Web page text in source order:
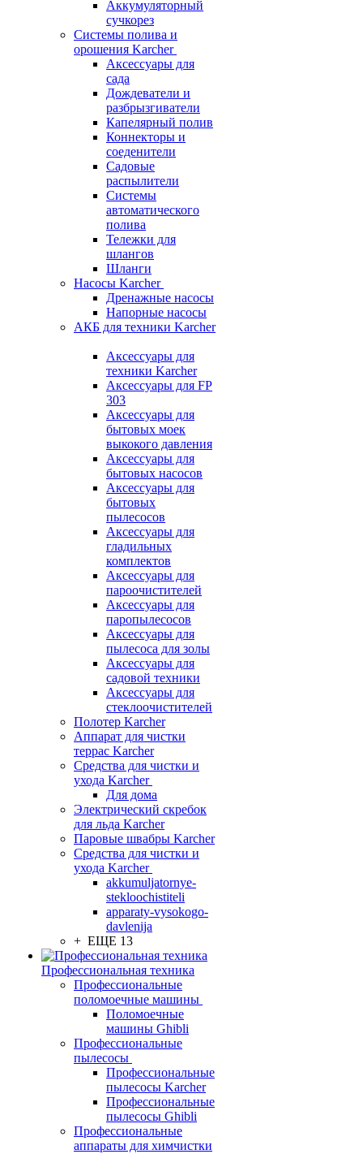
Аккумуляторный
сучкорез
Системы полива и
орошения Karcher
Аксессуары для
сада
Дождеватели и
разбрызгиватели
Капелярный полив
Коннекторы и
соеденители
Садовые
распылители
Системы
автоматического
полива
Тележки для
шлангов
Шланги
Насосы Karcher
Дренажные насосы
Напорные насосы
АКБ для техники Karcher
Аксессуары для
техники Karcher
Аксессуары для FP
303
Аксессуары для
бытовых моек
выкокого давления
Аксессуары для
бытовых насосов
Аксессуары для
бытовых
пылесосов
Аксессуары для
гладильных
комплектов
Аксессуары для
пароочистителей
Аксессуары для
паропылесосов
Аксессуары для
пылесоса для золы
Аксессуары для
садовой техники
Аксессуары для
стеклоочистителей
Полотер Karcher
Аппарат для чистки
террас Karcher
Средства для чистки и
ухода Karcher
Для дома
Электрический скребок
для льда Karcher
Паровые швабры Karcher
Средства для чистки и
ухода Karcher
akkumuljatornye-
stekloochistiteli
apparaty-vysokogo-
davlenija
+ ЕЩЕ 13
Профессиональная техника
Профессиональные
поломоечные машины
Поломоечные
машины Ghibli
Профессиональные
пылесосы
Профессиональные
пылесосы Karcher
Профессиональные
пылесосы Ghibli
Профессиональные
аппараты для химчистки